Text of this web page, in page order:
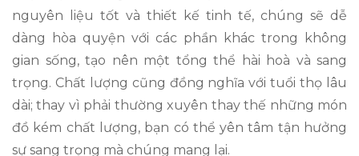
nguyên liệu tốt và thiết kế tinh tế, chúng sẽ dễ
dàng hòa quyện với các phần khác trong không
gian sống, tạo nên một tổng thể hài hoà và sang
trọng. Chất lượng cũng đồng nghĩa với tuổi thọ lâu
dài; thay vì phải thường xuyên thay thế những món
đồ kém chất lượng, bạn có thể yên tâm tận hưởng
sự sang trọng mà chúng mang lại.